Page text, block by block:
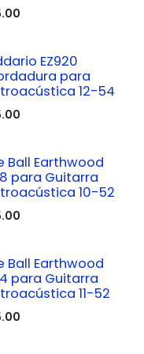
EZ920
para
12-54
Ball Earthwood
para Guitarra
10-52
Ball Earthwood
para Guitarra
11-52